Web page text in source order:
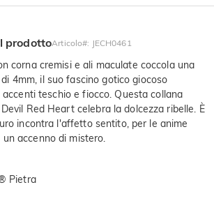
prodottoArticolo#: JECH0461
corna cremisi e ali maculate coccola una
4mm, il suo fascino gotico giocoso
teschio e fiocco. Questa collana
Red Heart celebra la dolcezza ribelle. È
incontra l'affetto sentito, per le anime
accenno di mistero.
Pietra